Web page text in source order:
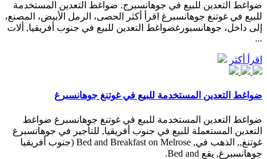
ضواغط التعدين للبيع في جوهانسبرج. ضواغط التعدين المستخدمة
للبيع في غوتنغ جوهانسبرغ اقرأ أكثر الحصى، الرمل الأبيض، المصنع،
إلى داخل، جوهانسبورغضواغط التعدين للبيع في جنوب أفريقيا, ألات
...
اقرأ أكثر
ضواغط التعدين المستخدمة للبيع في غوتنغ جوهانسبرغ
ضواغط التعدين المستخدمة للبيع في غوتنغ جوهانسبرغ ضواغط
التعدين المستعملة للبيع في جنوب أفريقيا, للتأجير في جوهانسبرغ
غوتنغ,, الذهب في, Bed and Breakfast on Melrose (جنوب أفريقيا
جوهانسبرغ, يقع Bed and.